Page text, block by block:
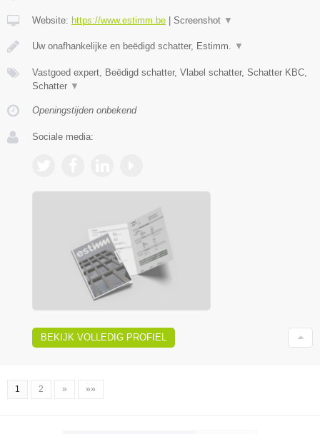
Website: https://www.estimm.be Screenshot ▼
Uw onafhankelijke en beëdigd schatter, Estimm. ▼
Vastgoed expert, Beëdigd schatter, Vlabel schatter, Schatter KBC,
Schatter ▼
Openingstijden onbekend
Sociale media:
BEKIJK VOLLEDIG PROFIEL
1 2 » »»